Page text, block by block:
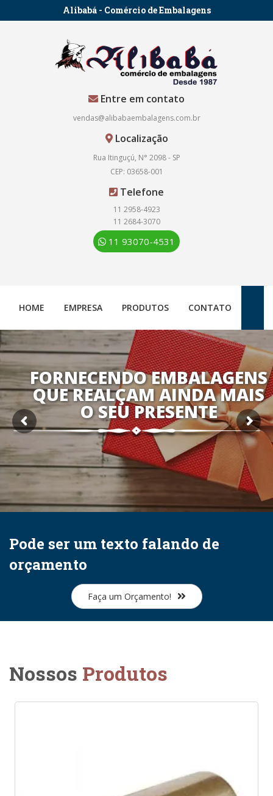
Alibabá - Comércio de Embalagens
Entre em contato
vendas@alibabaembalagens.com.br
Localização
Rua Itinguçú, N° 2098 - SP
CEP: 03658-001
Telefone
11 2958-4923
11 2684-3070
11 93070-4531
HOME EMPRESA PRODUTOS CONTATO
FORNECENDO EMBALAGENS
QUE REALÇAM AINDA MAIS
O SEU PRESENTE
Pode ser um texto falando de
orçamento
Faça um Orçamento!
Nossos Produtos